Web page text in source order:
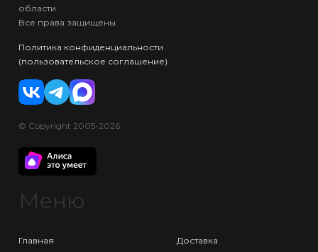
области.
Все права защищены.
Политика конфиденциальности
(пользовательское соглашение)
© Copyright 2005-2026
Меню
Главная Доставка